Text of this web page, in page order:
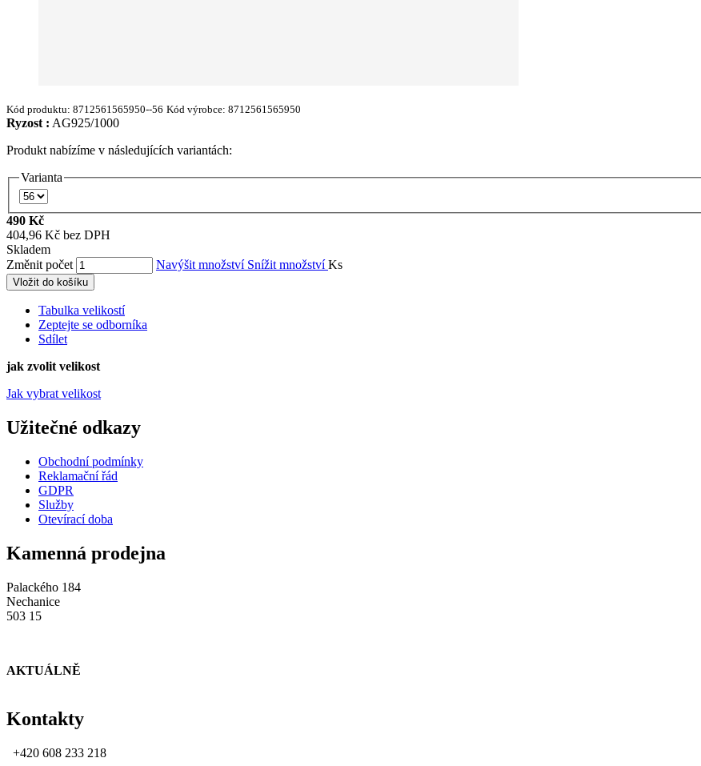
Kód produktu: 8712561565950--56 Kód výrobce: 8712561565950
Ryzost : AG925/1000
Produkt nabízíme v následujících variantách:
Varianta
490 Kč
404,96 Kč bez DPH
Skladem
Změnit počet
Navýšit množství Snížit množstvíKs
Vložit do košíku
Tabulka velikostí
Zeptejte se odborníka
Sdílet
jak zvolit velikost
Jak vybrat velikost
Užitečné odkazy
Obchodní podmínky
Reklamační řád
GDPR
Služby
Otevírací doba
Kamenná prodejna
Palackého 184
Nechanice
503 15
AKTUÁLNĚ
Kontakty
+420 608 233 218